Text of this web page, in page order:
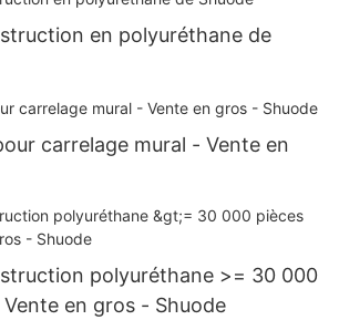
en polyuréthane de
carrelage mural - Vente en
polyuréthane >= 30 000
en gros - Shuode